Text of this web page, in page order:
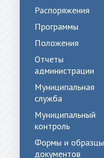
Распоряжения
Программы
Положения
Отчеты
администрации
Муниципальная
служба
Муниципальный
контроль
Формы и образцы
документов